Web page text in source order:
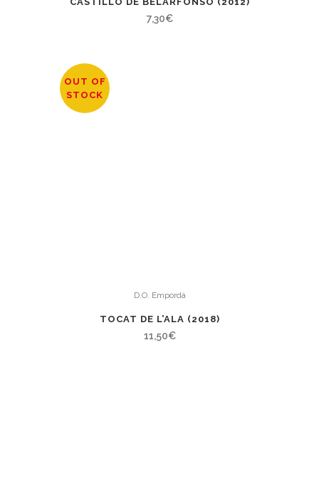
7,30€
OUT OF
STOCK
D.O. Empordá
TOCAT DE L’ALA (2018)
11,50€